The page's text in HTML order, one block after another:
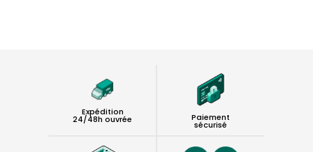
Expédition
24/48h ouvrée Paiement
sécurisé